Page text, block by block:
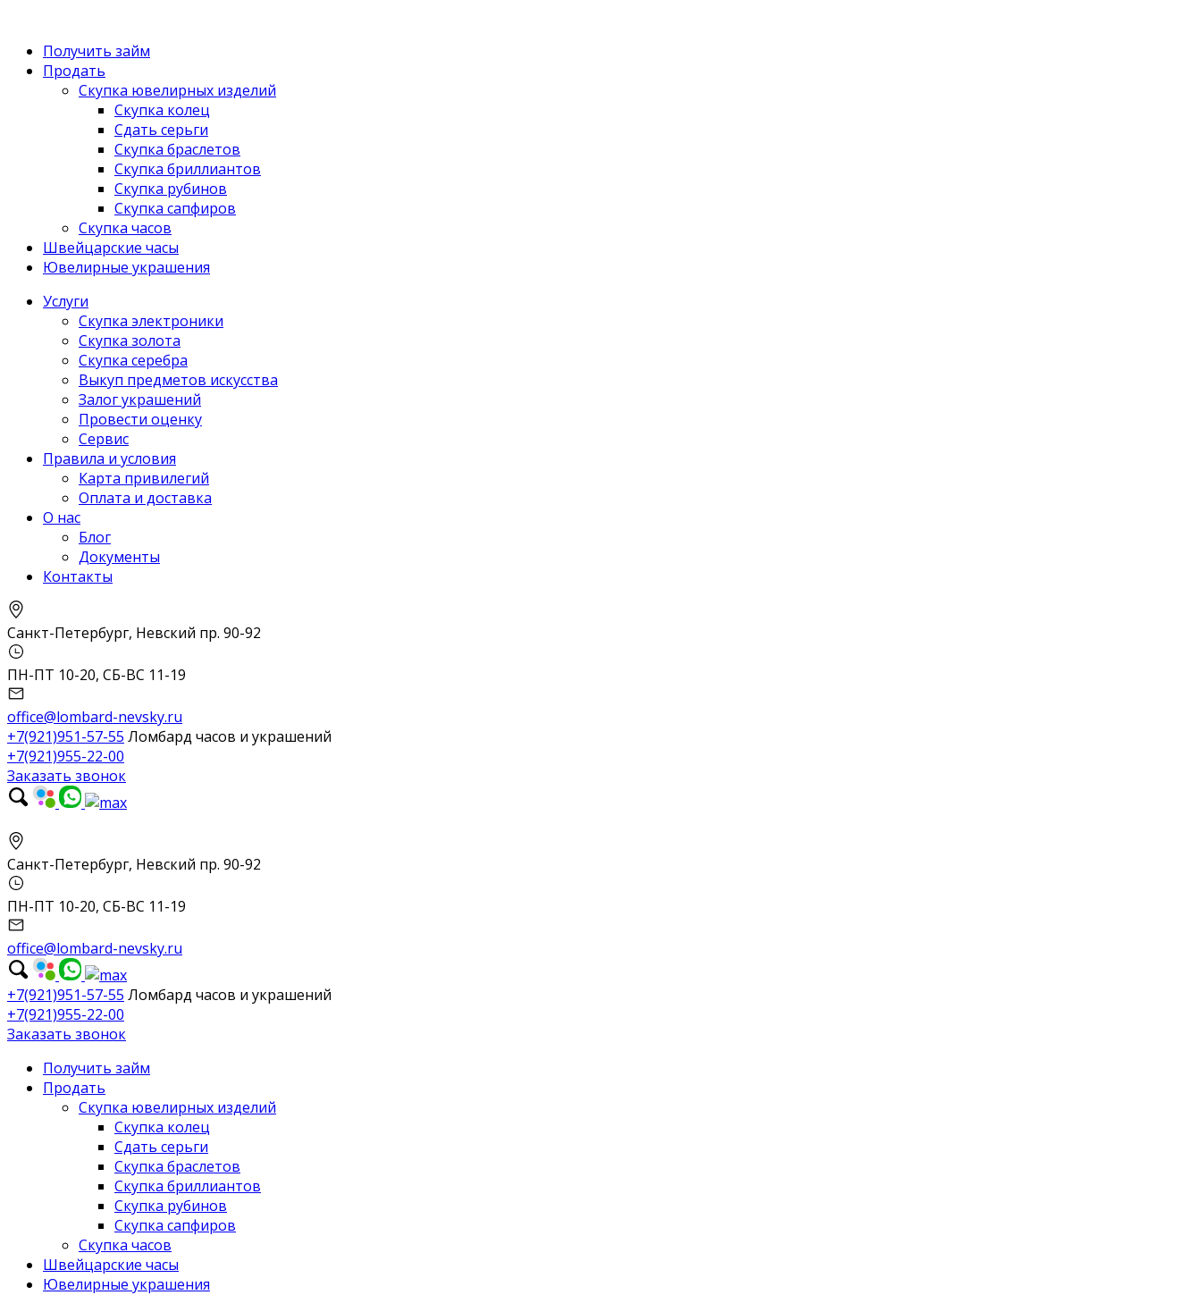
Получить займ
Продать
Скупка ювелирных изделий
Скупка колец
Сдать серьги
Скупка браслетов
Скупка бриллиантов
Скупка рубинов
Скупка сапфиров
Скупка часов
Швейцарские часы
Ювелирные украшения
Услуги
Скупка электроники
Скупка золота
Скупка серебра
Выкуп предметов искусства
Залог украшений
Провести оценку
Сервис
Правила и условия
Карта привилегий
Оплата и доставка
О нас
Блог
Документы
Контакты
Санкт-Петербург, Невский пр. 90-92
ПН-ПТ 10-20, СБ-ВС 11-19
office@lombard-nevsky.ru
+7(921)951-57-55 Ломбард часов и украшений
+7(921)955-22-00
Заказать звонок
Санкт-Петербург, Невский пр. 90-92
ПН-ПТ 10-20, СБ-ВС 11-19
office@lombard-nevsky.ru
+7(921)951-57-55 Ломбард часов и украшений
+7(921)955-22-00
Заказать звонок
Получить займ
Продать
Скупка ювелирных изделий
Скупка колец
Сдать серьги
Скупка браслетов
Скупка бриллиантов
Скупка рубинов
Скупка сапфиров
Скупка часов
Швейцарские часы
Ювелирные украшения